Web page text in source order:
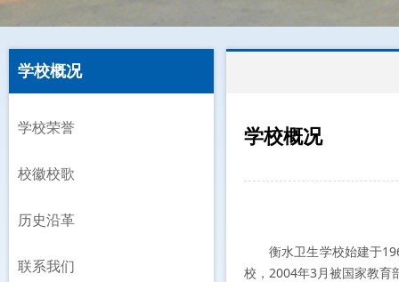
衡水卫生学校始建于
校，2004年3月被国家教育
学校概况
学校概况
学校荣誉
校徽校歌
历史沿革
联系我们